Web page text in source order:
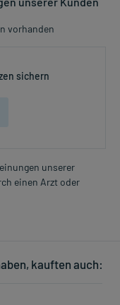
vorhanden
sichern
unserer
einen Arzt oder
kauften auch: